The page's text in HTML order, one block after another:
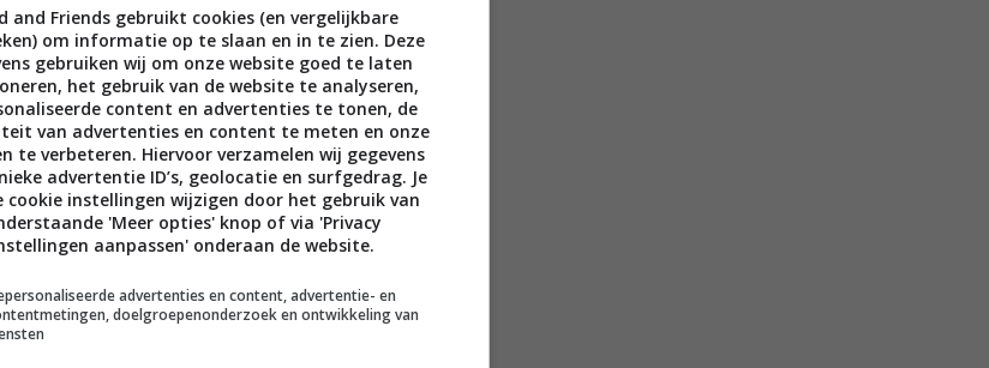
ontbijtrecepten met havermout,
and Friends gebruikt cookies (en vergelijkbare
om informatie op te slaan en in te zien. Deze
gebruiken wij om onze website goed te laten
het gebruik van de website te analyseren,
content en advertenties te tonen, de
van advertenties en content te meten en onze
te verbeteren. Hiervoor verzamelen wij gegevens
advertentie ID’s, geolocatie en surfgedrag. Je
cookie instellingen wijzigen door het gebruik van
'Meer opties' knop of via 'Privacy
aanpassen' onderaan de website.
advertenties en content, advertentie- en
doelgroepenonderzoek en ontwikkeling van